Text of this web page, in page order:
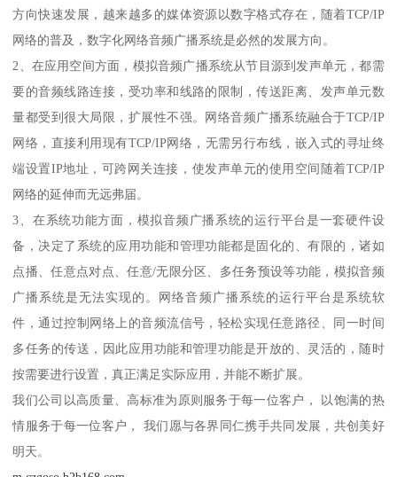
方向快速发展，越来越多的媒体资源以数字格式存在，随着TCP/IP
网络的普及，数字化网络音频广播系统是必然的发展方向。
2、在应用空间方面，模拟音频广播系统从节目源到发声单元，都需
要的音频线路连接，受功率和线路的限制，传送距离、发声单元数
量都受到很大局限，扩展性不强。网络音频广播系统融合于TCP/IP
网络，直接利用现有TCP/IP网络，无需另行布线，嵌入式的寻址终
端设置IP地址，可跨网关连接，使发声单元的使用空间随着TCP/IP
网络的延伸而无远弗届。
3、在系统功能方面，模拟音频广播系统的运行平台是一套硬件设
备，决定了系统的应用功能和管理功能都是固化的、有限的，诸如
点播、任意点对点、任意/无限分区、多任务预设等功能，模拟音频
广播系统是无法实现的。网络音频广播系统的运行平台是系统软
件，通过控制网络上的音频流信号，轻松实现任意路径、同一时间
多任务的传送，因此应用功能和管理功能是开放的、灵活的，随时
按需要进行设置，真正满足实际应用，并能不断扩展。
我们公司以高质量、高标准为原则服务于每一位客户， 以饱满的热
情服务于每一位客户， 我们愿与各界同仁携手共同发展，共创美好
明天。